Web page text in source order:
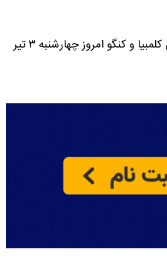
پخش زنده بازی فوتبال کلمبیا و کنگو امروز چهارشنبه ۳ تیر